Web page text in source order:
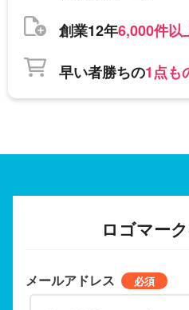
創業12年6,000件以
早い者勝ちの1点も
ロゴマー
メールアドレス